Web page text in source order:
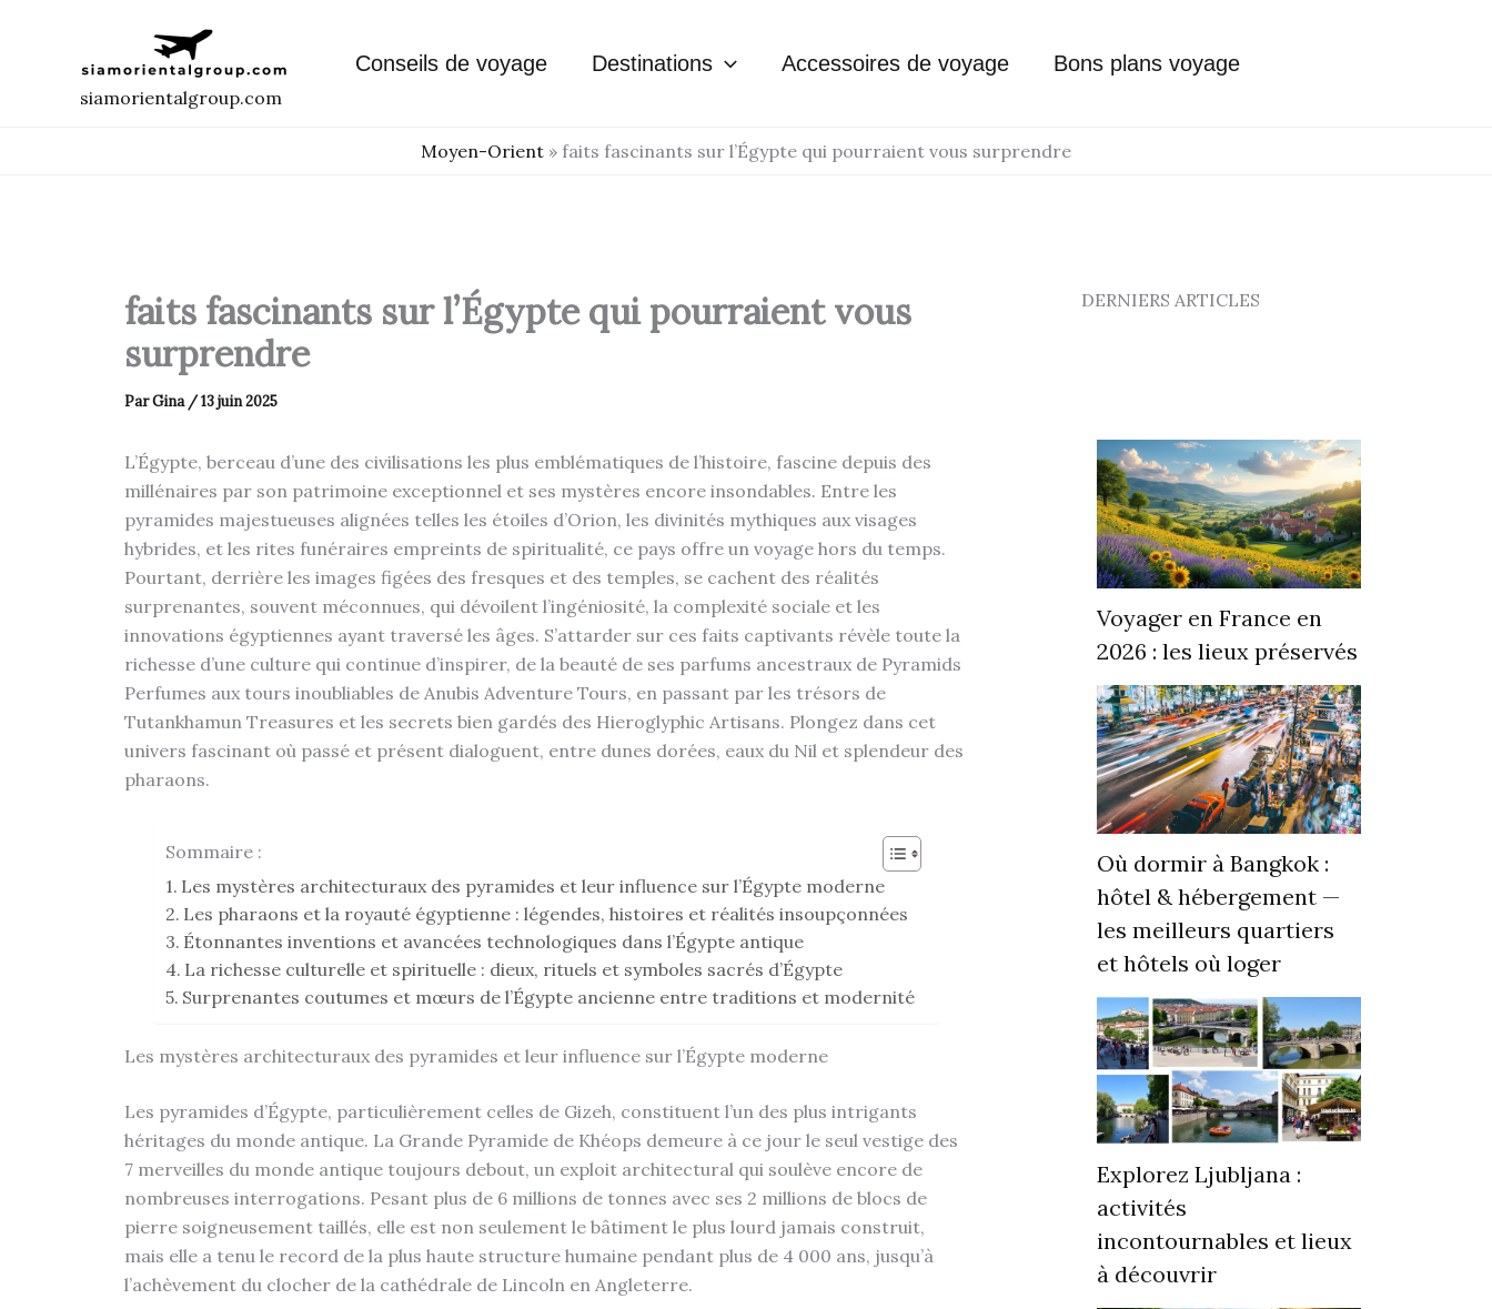
siamorientalgroup.com
Conseils de voyage Destinations Accessoires de voyage Bons plans voyage
Moyen-Orient » faits fascinants sur l’Égypte qui pourraient vous surprendre
faits fascinants sur l’Égypte qui pourraient vous
surprendre
ParGina /13 juin 2025
L’Égypte, berceau d’une des civilisations les plus emblématiques de l’histoire, fascine depuis des
millénaires par son patrimoine exceptionnel et ses mystères encore insondables. Entre les
pyramides majestueuses alignées telles les étoiles d’Orion, les divinités mythiques aux visages
hybrides, et les rites funéraires empreints de spiritualité, ce pays offre un voyage hors du temps.
Pourtant, derrière les images figées des fresques et des temples, se cachent des réalités
surprenantes, souvent méconnues, qui dévoilent l’ingéniosité, la complexité sociale et les
innovations égyptiennes ayant traversé les âges. S’attarder sur ces faits captivants révèle toute la
richesse d’une culture qui continue d’inspirer, de la beauté de ses parfums ancestraux de Pyramids
Perfumes aux tours inoubliables de Anubis Adventure Tours, en passant par les trésors de
Tutankhamun Treasures et les secrets bien gardés des Hieroglyphic Artisans. Plongez dans cet
univers fascinant où passé et présent dialoguent, entre dunes dorées, eaux du Nil et splendeur des
pharaons.
Sommaire :
Les mystères architecturaux des pyramides et leur influence sur l’Égypte moderne
Les pharaons et la royauté égyptienne : légendes, histoires et réalités insoupçonnées
Étonnantes inventions et avancées technologiques dans l’Égypte antique
La richesse culturelle et spirituelle : dieux, rituels et symboles sacrés d’Égypte
Surprenantes coutumes et mœurs de l’Égypte ancienne entre traditions et modernité
Les mystères architecturaux des pyramides et leur influence sur l’Égypte moderne
Les pyramides d’Égypte, particulièrement celles de Gizeh, constituent l’un des plus intrigants
héritages du monde antique. La Grande Pyramide de Khéops demeure à ce jour le seul vestige des
7 merveilles du monde antique toujours debout, un exploit architectural qui soulève encore de
nombreuses interrogations. Pesant plus de 6 millions de tonnes avec ses 2 millions de blocs de
pierre soigneusement taillés, elle est non seulement le bâtiment le plus lourd jamais construit,
mais elle a tenu le record de la plus haute structure humaine pendant plus de 4 000 ans, jusqu’à
l’achèvement du clocher de la cathédrale de Lincoln en Angleterre.
DERNIERS ARTICLES
Voyager en France en
2026 : les lieux préservés
Où dormir à Bangkok :
hôtel & hébergement —
les meilleurs quartiers
et hôtels où loger
Explorez Ljubljana :
activités
incontournables et lieux
à découvrir